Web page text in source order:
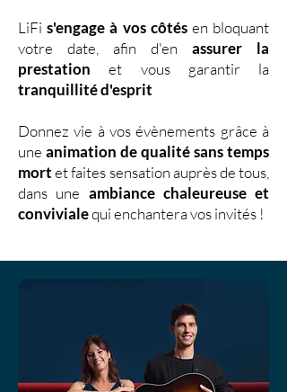
LiFis'engage à vos côtésen bloquant
votre date, afin d'en assurer la
prestationet vous garantir la
tranquillité d'esprit
Donnez vie à vos évènements grâce à
une animation de qualité sans temps
mortet faites sensation auprès de tous,
dans une ambiance chaleureuse et
convivialequi enchantera vos invités !